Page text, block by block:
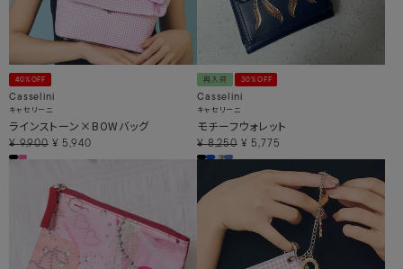
40%OFF
Casselini
キャセリーニ
ラインストーン×BOWバッグ
¥ 9,900 ¥ 5,940
再入荷 30%OFF
Casselini
キャセリーニ
モチーフウォレット
¥ 8,250 ¥ 5,775